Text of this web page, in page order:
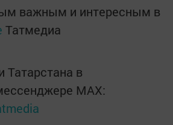
важным и интересным в
Татмедиа
Татарстана в
MАХ: